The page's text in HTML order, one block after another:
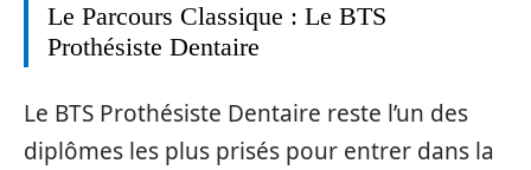
Le Parcours Classique : Le BTS
Prothésiste Dentaire
Le BTS Prothésiste Dentaire reste l’un des
diplômes les plus prisés pour entrer dans la